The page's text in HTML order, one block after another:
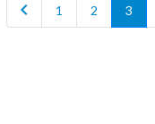
chevron_left 1 2 3